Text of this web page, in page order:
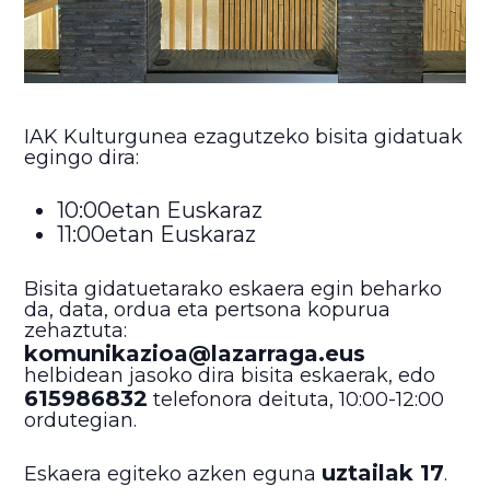
IAK Kulturgunea ezagutzeko bisita gidatuak
egingo dira:
10:00etan Euskaraz
11:00etan Euskaraz
Bisita gidatuetarako eskaera egin beharko
da, data, ordua eta pertsona kopurua
zehaztuta:
komunikazioa@lazarraga.eus
helbidean jasoko dira bisita eskaerak, edo
615986832 telefonora deituta, 10:00-12:00
ordutegian.
Eskaera egiteko azken eguna uztailak 17.